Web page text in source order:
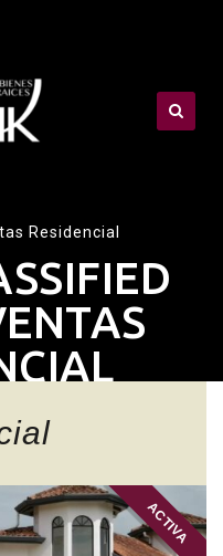
Residencial
ACTIVA